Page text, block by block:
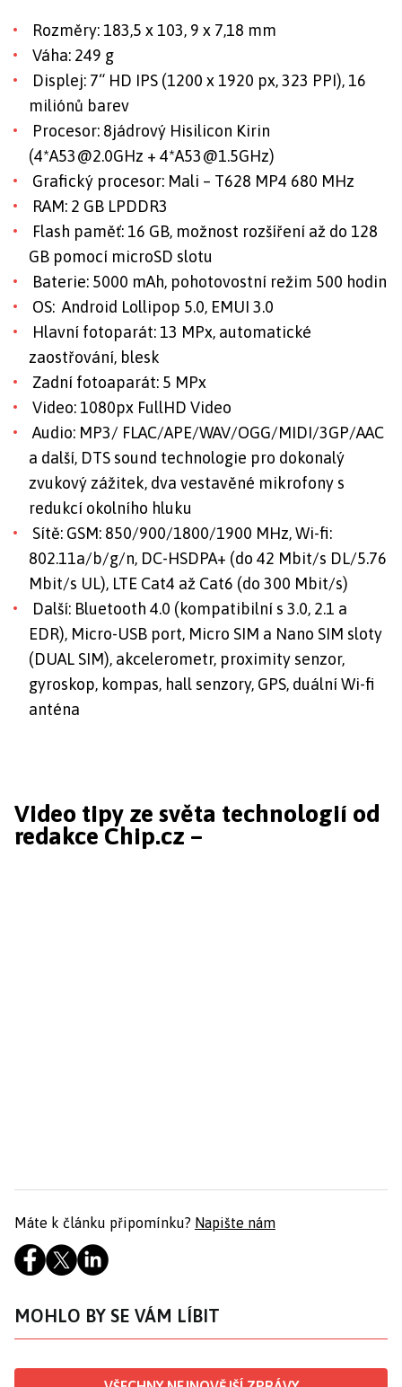
Rozměry: 183,5 x 103, 9 x 7,18 mm
Váha: 249 g
Displej: 7“ HD IPS (1200 x 1920 px, 323 PPI), 16
miliónů barev
Procesor: 8jádrový Hisilicon Kirin
(4*A53@2.0GHz + 4*A53@1.5GHz)
Grafický procesor: Mali – T628 MP4 680 MHz
RAM: 2 GB LPDDR3
Flash paměť: 16 GB, možnost rozšíření až do 128
GB pomocí microSD slotu
Baterie: 5000 mAh, pohotovostní režim 500 hodin
OS: Android Lollipop 5.0, EMUI 3.0
Hlavní fotoparát: 13 MPx, automatické
zaostřování, blesk
Zadní fotoaparát: 5 MPx
Video: 1080px FullHD Video
Audio: MP3/ FLAC/APE/WAV/OGG/MIDI/3GP/AAC
a další, DTS sound technologie pro dokonalý
zvukový zážitek, dva vestavěné mikrofony s
redukcí okolního hluku
Sítě: GSM: 850/900/1800/1900 MHz, Wi-fi:
802.11a/b/g/n, DC-HSDPA+ (do 42 Mbit/s DL/5.76
Mbit/s UL), LTE Cat4 až Cat6 (do 300 Mbit/s)
Další: Bluetooth 4.0 (kompatibilní s 3.0, 2.1 a
EDR), Micro-USB port, Micro SIM a Nano SIM sloty
(DUAL SIM), akcelerometr, proximity senzor,
gyroskop, kompas, hall senzory, GPS, duální Wi-fi
anténa
Video tipy ze světa technologií od
redakce Chip.cz –
Máte k článku připomínku? Napište nám
MOHLO BY SE VÁM LÍBIT